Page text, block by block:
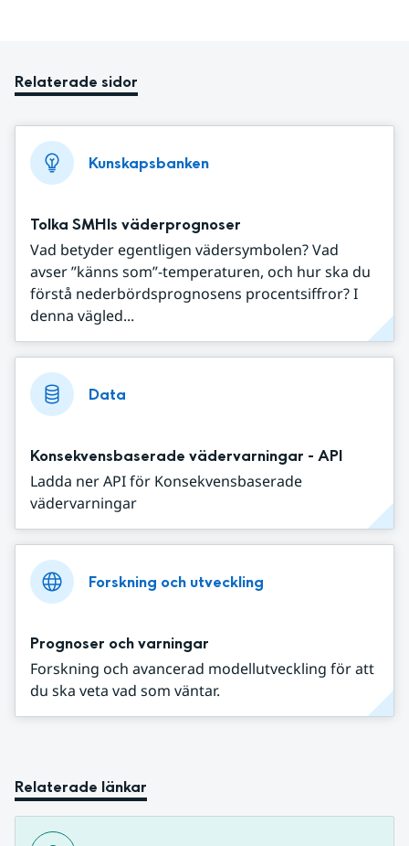
Relaterade sidor
Kunskapsbanken
Tolka SMHIs väderprognoser
Vad betyder egentligen vädersymbolen? Vad
avser ”känns som”-temperaturen, och hur ska du
förstå nederbördsprognosens procentsiffror? I
denna vägled...
Data
Konsekvensbaserade vädervarningar - API
Ladda ner API för Konsekvensbaserade
vädervarningar
Forskning och utveckling
Prognoser och varningar
Forskning och avancerad modellutveckling för att
du ska veta vad som väntar.
Relaterade länkar